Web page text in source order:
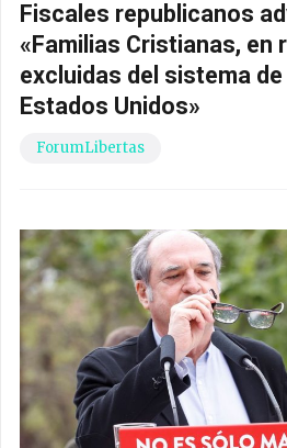
Fiscales republicanos
«Familias Cristianas, en
excluidas del sistema
Estados Unidos»
ForumLibertas